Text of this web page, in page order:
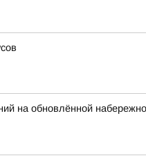
на обновлённой